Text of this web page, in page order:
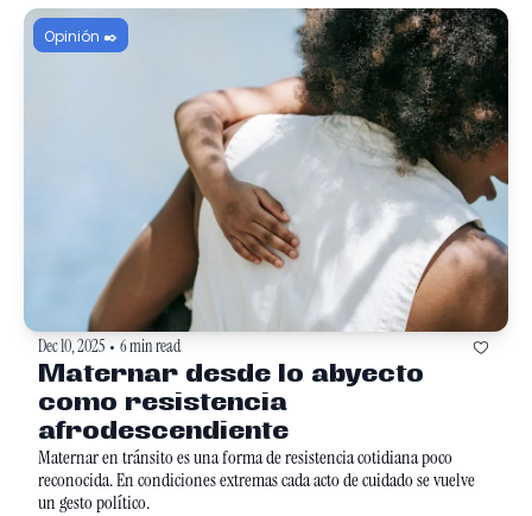
Opinión ✒️
Dec 10, 2025 • 6 min read
Maternar desde lo abyecto
como resistencia
afrodescendiente
Maternar en tránsito es una forma de resistencia cotidiana poco
reconocida. En condiciones extremas cada acto de cuidado se vuelve
un gesto político.